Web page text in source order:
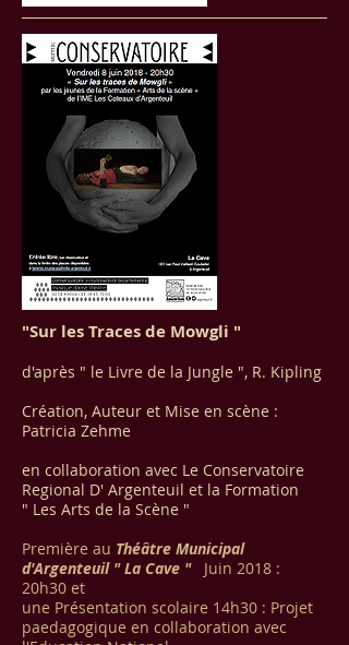
"Sur les Traces de Mowgli "
d'après " le Livre de la Jungle ", R. Kipling
Création, Auteur et Mise en scène :
Patricia Zehme
en collaboration avec Le Conservatoire
Regional D' Argenteuil et la Formation
" Les Arts de la Scène "
Première au Théâtre Municipal
d'Argenteuil " La Cave " Juin 2018 :
20h30 et
une Présentation scolaire 14h30 : Projet
paedagogique en collaboration avec